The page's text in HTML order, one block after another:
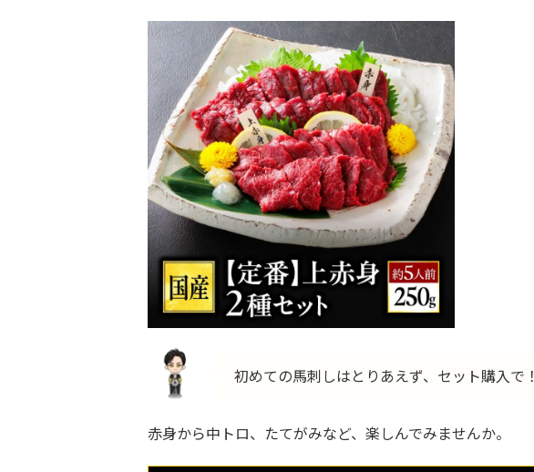
初めての馬刺しはとりあえず、セット購入で！
赤身から中トロ、たてがみなど、楽しんでみませんか。